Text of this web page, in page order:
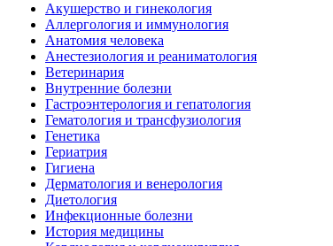
Акушерство и гинекология
Аллергология и иммунология
Анатомия человека
Анестезиология и реаниматология
Ветеринария
Внутренние болезни
Гастроэнтерология и гепатология
Гематология и трансфузиология
Генетика
Гериатрия
Гигиена
Дерматология и венерология
Диетология
Инфекционные болезни
История медицины